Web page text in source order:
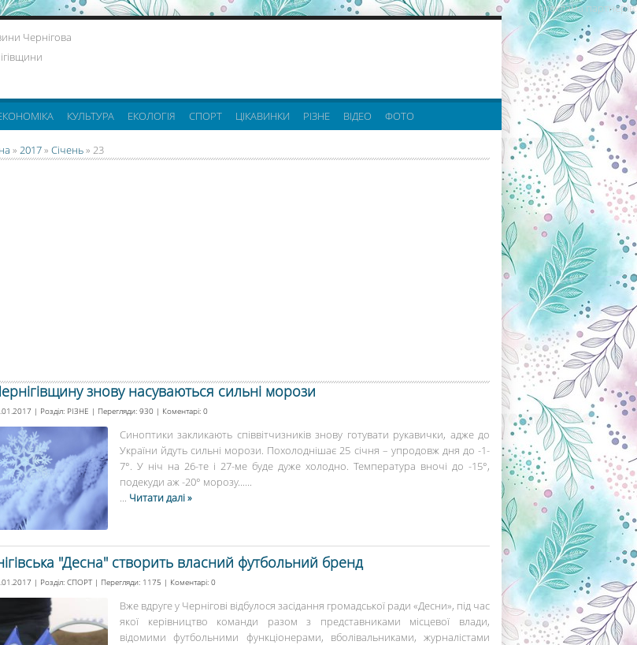
реклама партнерів:
Чернігова
КУЛЬТУРА ЕКОЛОГІЯ СПОРТ ЦІКАВИНКИ РІЗНЕ ВІДЕО ФОТО
» 2017» Січень» 23
знову насуваються сильні морози
| Розділ: РІЗНЕ | Перегляди: 930 | Коментарі: 0
Синоптики закликають співвітчизників знову готувати рукавички, адже до
України йдуть сильні морози. Похолоднішає 25 січня – упродовж дня до -1-
7°. У ніч на 26-те і 27-ме буде дуже холодно. Температура вночі до -15°,
подекуди аж -20° морозу......
... Читати далі »
"Десна" створить власний футбольний бренд
| Розділ: СПОРТ | Перегляди: 1175 | Коментарі: 0
Вже вдруге у Чернігові відбулося засідання громадської ради «Десни», під час
якої керівництво команди разом з представниками місцевої влади,
відомими футбольними функціонерами, вболівальниками, журналістами